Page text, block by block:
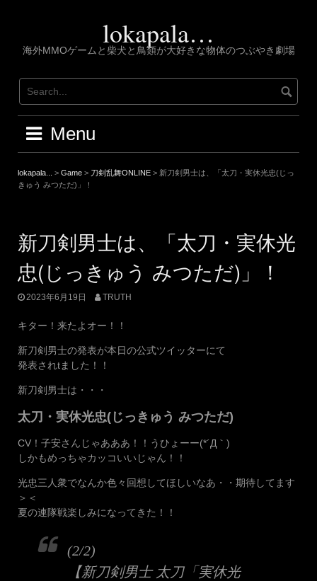
lokapala…
海外MMOゲームと柴犬と鳥類が大好きな物体のつぶやき劇場
Menu
lokapala... > Game > 刀剣乱舞ONLINE > 新刀剣男士は、「太刀・実休光忠(じっ
きゅう みつただ)」！
新刀剣男士は、「太刀・実休光
忠(じっきゅう みつただ)」！
2023年6月19日 TRUTH
キター！来たよオー！！
新刀剣男士の発表が本日の公式ツイッターにて
発表されtました！！
新刀剣男士は・・・
太刀・実休光忠(じっきゅう みつただ)
CV！子安さんじゃあああ！！うひょーー(*´Д｀)
しかもめっちゃカッコいいじゃん！！
光忠三人衆でなんか色々回想してほしいなあ・・期待してます
＞＜
夏の連隊戦楽しみになってきた！！
(2/2)
【新刀剣男士 太刀「実休光